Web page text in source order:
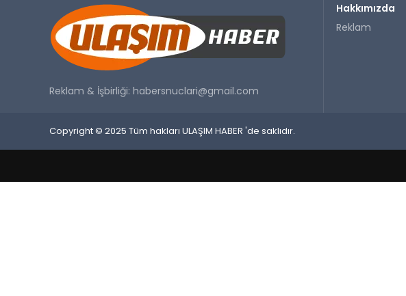
Reklam & İşbirliği: habersnuclari@gmail.com
Hakkımızda
Reklam
Copyright © 2025 Tüm hakları ULAŞIM HABER 'de saklıdır.